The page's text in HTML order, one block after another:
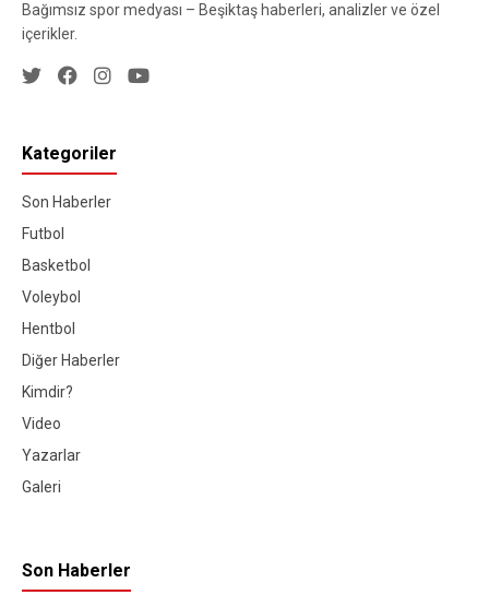
Bağımsız spor medyası – Beşiktaş haberleri, analizler ve özel
içerikler.
Kategoriler
Son Haberler
Futbol
Basketbol
Voleybol
Hentbol
Diğer Haberler
Kimdir?
Video
Yazarlar
Galeri
Son Haberler